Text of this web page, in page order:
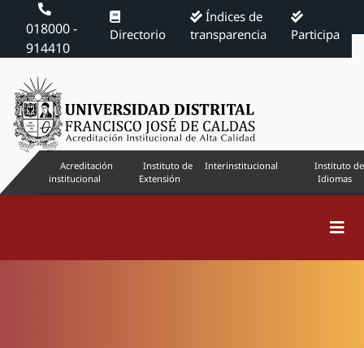
018000 -
914410
Directorio
Índices de
transparencia
Participa
Acreditación
institucional
Instituto de
Extensión
Interinstitucional
Instituto de
Idiomas